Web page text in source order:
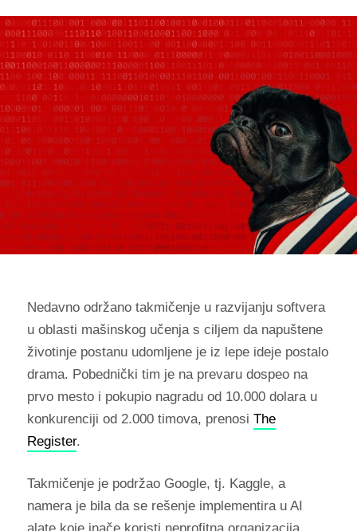
Nedavno održano takmičenje u razvijanju softvera
u oblasti mašinskog učenja s ciljem da napuštene
životinje postanu udomljene je iz lepe ideje postalo
drama. Pobednički tim je na prevaru dospeo na
prvo mesto i pokupio nagradu od 10.000 dolara u
konkurenciji od 2.000 timova, prenosi The
Register.
Takmičenje je podržao Google, tj. Kaggle, a
namera je bila da se rešenje implementira u AI
alate koje inače koristi neprofitna organizacija